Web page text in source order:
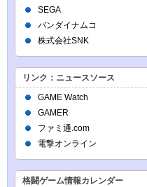
SEGA
バンダイナムコ
株式会社SNK
リンク：ニュースソース
GAME Watch
GAMER
ファミ通.com
電撃オンライン
格闘ゲーム情報カレンダー